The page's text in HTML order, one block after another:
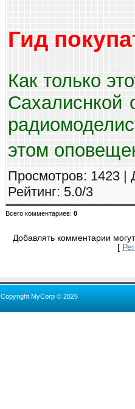
Гид
Как только
Сахалиснкой
этом
Просмотров: 1423 |
Рейтинг: 5.0/3
Всего комментариев: 0
Добавлять комментарии
[
Copyright MyCorp © 2026